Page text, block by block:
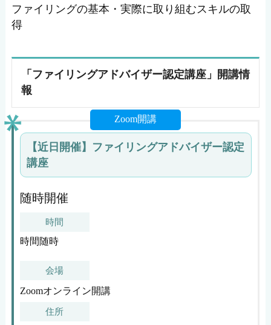
ファイリングの基本・実際に取り組むスキルの取
得
「ファイリングアドバイザー認定講座」開講情
報
【近日開催】ファイリングアドバイザー認定
講座
Zoom開講
随時開催
時間
時間随時
会場
Zoomオンライン開講
住所